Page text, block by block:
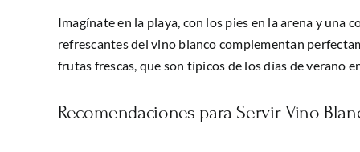
Imagínate en la playa, con los pies en la arena y una
refrescantes del vino blanco complementan
frutas frescas, que son típicos de los días de verano
Recomendaciones para Servir Vino